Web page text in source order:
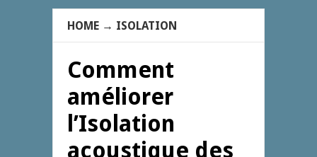
HOME → ISOLATION
Comment
améliorer
l’Isolation
acoustique des